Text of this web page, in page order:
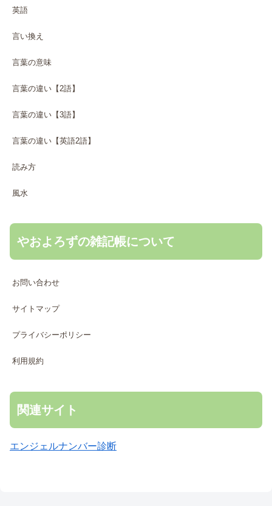
英語
言い換え
言葉の意味
言葉の違い【2語】
言葉の違い【3語】
言葉の違い【英語2語】
読み方
風水
やおよろずの雑記帳について
お問い合わせ
サイトマップ
プライバシーポリシー
利用規約
関連サイト
エンジェルナンバー診断